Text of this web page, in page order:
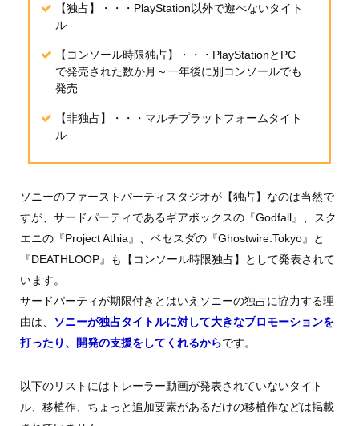
【独占】・・・PlayStation以外で遊べないタイト
ル
【コンソール時限独占】・・・PlayStationとPC
で発売された数か月～一年後に別コンソールでも
発売
【非独占】・・・マルチプラットフォームタイト
ル
ソニーのファーストパーティスタジオが【独占】なのは当然で
すが、サードパーティであるギアボックスの『Godfall』、スク
エニの『Project Athia』、ベセスダの『Ghostwire:Tokyo』と
『DEATHLOOP』も【コンソール時限独占】として発表されて
います。
サードパーティが期限付きとはいえソニーの独占に協力する理
由は、 ソニーが独占タイトルに対して大きなプロモーションを
打ったり、開発の支援をしてくれるからです。
以下のリストにはトレーラー動画が発表されていないタイト
ル、移植作、ちょっと追加要素があるだけの移植作などは掲載